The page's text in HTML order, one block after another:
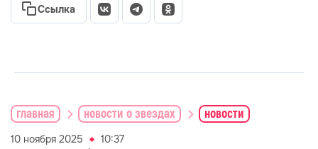
Ссылка
главная новости о звездах новости
10 ноября 2025 10:37